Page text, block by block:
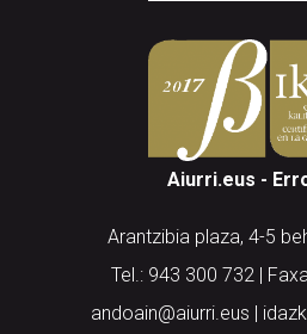
Aiurri.eus -
Arantzibia plaza, 4-5
Tel.: 943 300 732 |
andoain@aiurri.eus |